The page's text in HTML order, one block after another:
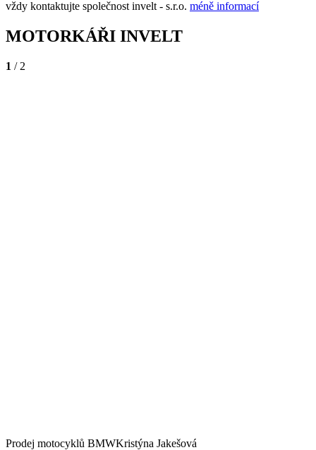
vždy kontaktujte společnost invelt - s.r.o. méně informací
MOTORKÁŘI INVELT
1 / 2
Prodej motocyklů BMWKristýna Jakešová